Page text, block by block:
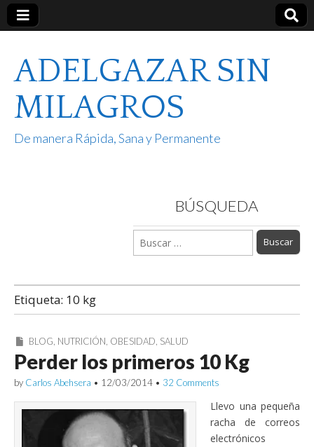
ADELGAZAR SIN
MILAGROS
De manera Rápida, Sana y Permanente
BÚSQUEDA
Buscar:
Etiqueta: 10 kg
BLOG, NUTRICIÓN, OBESIDAD, SALUD
Perder los primeros 10 Kg
by Carlos Abehsera • 12/03/2014 • 32 Comments
Llevo una pequeña
racha de correos
electrónicos